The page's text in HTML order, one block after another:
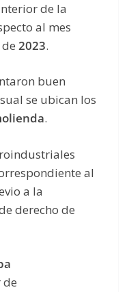
de la
al mes
2023.
buen
se ubican los
.
al
a la
derecho de
de